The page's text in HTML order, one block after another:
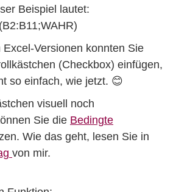
Beispiel lautet:
Versionen konnten Sie
(Checkbox) einfügen,
so einfach, wie jetzt. 😊
visuell noch
Sie die Bedingte
Wie das geht, lesen Sie in
von mir.